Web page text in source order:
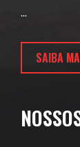
...
SAIBA